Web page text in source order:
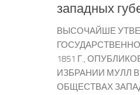
западных
ВЫСОЧАЙШЕ
1851 Г.,
ИЗБРАНИИ МУЛЛ
ОБЩЕСТВАХ